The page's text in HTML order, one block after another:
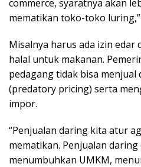
commerce, syaratnya akan
mematikan toko-toko luring,”
Misalnya harus ada izin edar
halal untuk makanan.
pedagang tidak bisa menjual
(predatory pricing) serta
impor.
“Penjualan daring kita atur
mematikan. Penjualan
menumbuhkan UMKM,